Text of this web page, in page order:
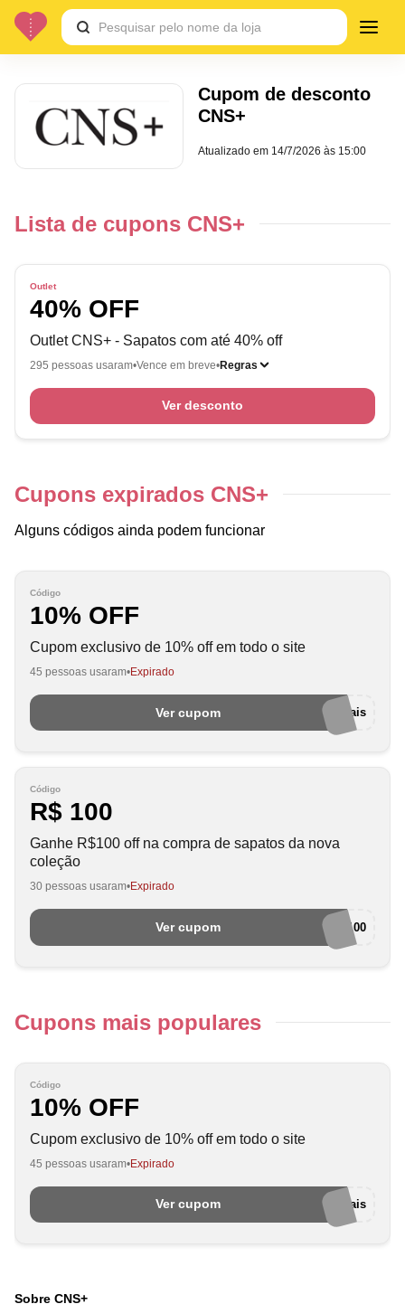
Cupom de desconto
CNS+
Atualizado em 14/7/2026 às 15:00
Lista de cupons CNS+
Outlet
40% OFF
Outlet CNS+ - Sapatos com até 40% off
295 pessoas usaram Vence em breve Regras
Ver desconto
Cupons expirados CNS+
Alguns códigos ainda podem funcionar
Código
10% OFF
Cupom exclusivo de 10% off em todo o site
45 pessoas usaram Expirado
Ver cupom euamocupom-cnsmais
Código
R$ 100
Ganhe R$100 off na compra de sapatos da nova
coleção
30 pessoas usaram Expirado
Ver cupom off100
Cupons mais populares
Código
10% OFF
Cupom exclusivo de 10% off em todo o site
45 pessoas usaram Expirado
Ver cupom euamocupom-cnsmais
Sobre CNS+